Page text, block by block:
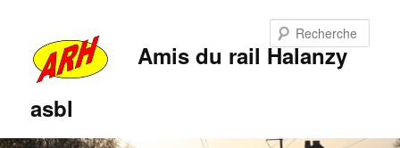
Amis du rail Halanzy
asbl